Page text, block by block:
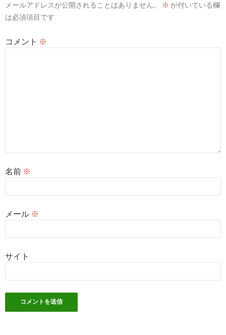
ョ
メールアドレスが公開されることはありません。 ※ が付いている欄
は必須項目です
コメント ※
名前 ※
メール ※
サイト